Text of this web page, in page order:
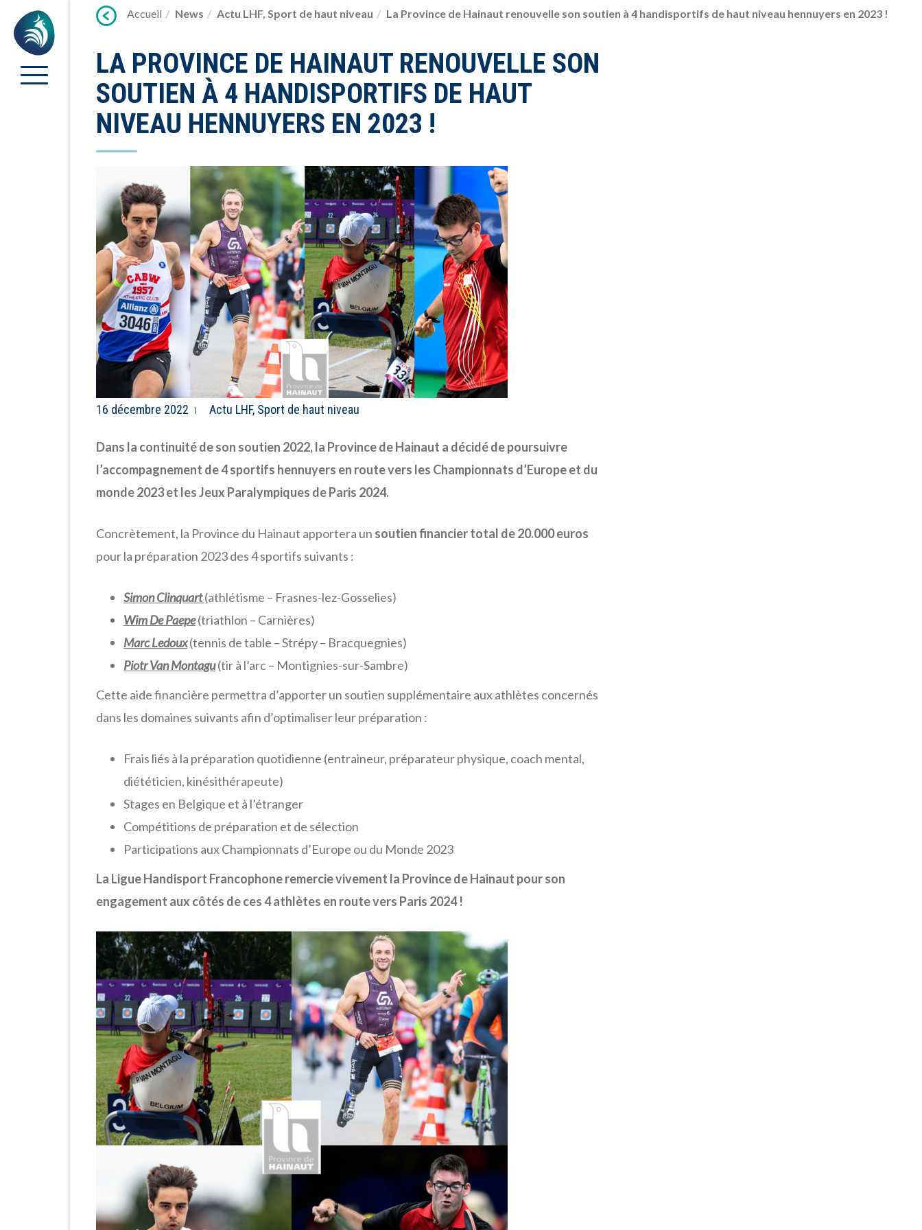
Accueil News Actu LHF, Sport de haut niveau La Province de Hainaut renouvelle son soutien à 4 handisportifs de haut niveau hennuyers en 2023 !
LA PROVINCE DE HAINAUT RENOUVELLE SON
SOUTIEN À 4 HANDISPORTIFS DE HAUT
NIVEAU HENNUYERS EN 2023 !
16 décembre 2022 Actu LHF, Sport de haut niveau
Dans la continuité de son soutien 2022, la Province de Hainaut a décidé de poursuivre
l’accompagnement de 4 sportifs hennuyers en route vers les Championnats d’Europe et du
monde 2023 et les Jeux Paralympiques de Paris 2024.
Concrètement, la Province du Hainaut apportera un soutien financier total de 20.000 euros
pour la préparation 2023 des 4 sportifs suivants :
Simon Clinquart(athlétisme – Frasnes-lez-Gosselies)
Wim De Paepe(triathlon – Carnières)
Marc Ledoux(tennis de table – Strépy – Bracquegnies)
Piotr Van Montagu(tir à l’arc – Montignies-sur-Sambre)
Cette aide financière permettra d’apporter un soutien supplémentaire aux athlètes concernés
dans les domaines suivants afin d’optimaliser leur préparation :
Frais liés à la préparation quotidienne (entraineur, préparateur physique, coach mental,
diététicien, kinésithérapeute)
Stages en Belgique et à l’étranger
Compétitions de préparation et de sélection
Participations aux Championnats d’Europe ou du Monde 2023
La Ligue Handisport Francophone remercie vivement la Province de Hainaut pour son
engagement aux côtés de ces 4 athlètes en route vers Paris 2024 !